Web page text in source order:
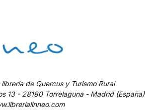
librería de Quercus y Turismo Rural
13 - 28180 Torrelaguna - Madrid (España)